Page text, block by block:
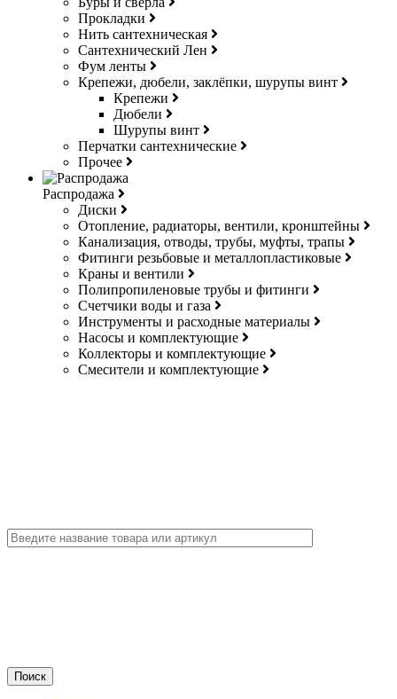
Прокладки
Нить сантехническая
Сантехнический Лен
Фум ленты
Крепежи, дюбели, заклёпки, шурупы винт
Крепежи
Дюбели
Шурупы винт
Перчатки сантехнические
Прочее
Распродажа
Диски
Отопление, радиаторы, вентили, кронштейны
Канализация, отводы, трубы, муфты, трапы
Фитинги резьбовые и металлопластиковые
Краны и вентили
Полипропиленовые трубы и фитинги
Счетчики воды и газа
Инструменты и расходные материалы
Насосы и комплектующие
Коллекторы и комплектующие
Смесители и комплектующие